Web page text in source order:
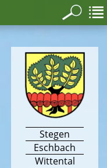
Stegen
Eschbach
Wittental